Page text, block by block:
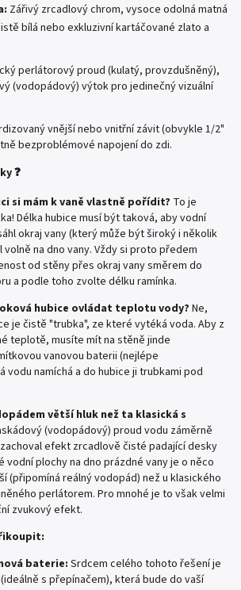
Zářivý zrcadlový chrom, vysoce odolná matná
bílá nebo exkluzivní kartáčované zlato a
perlátorový proud (kulatý, provzdušněný),
(vodopádový) výtok pro jedinečný vizuální
vnější nebo vnitřní závit (obvykle 1/2"
bezproblémové napojení do zdi.
❓
si mám k vaně vlastně pořídit? To je
Délka hubice musí být taková, aby vodní
okraj vany (který může být široký i několik
na dno vany. Vždy si proto předem
od stěny přes okraj vany směrem do
a podle toho zvolte délku ramínka.
hubice ovládat teplotu vody? Ne,
je čistě "trubka", ze které vytéká voda. Aby z
teplotě, musíte mít na stěně jinde
vanovou baterii (nejlépe
namíchá a do hubice ji trubkami pod
větší hluk než ta klasická s
(vodopádový) proud vodu záměrně
efekt zrcadlově čisté padající desky
vodní plochy na dno prázdné vany je o něco
(připomíná reálný vodopád) než u klasického
perlátorem. Pro mnohé je to však velmi
zvukový efekt.
baterie: Srdcem celého tohoto řešení je
s přepínačem), která bude do vaší